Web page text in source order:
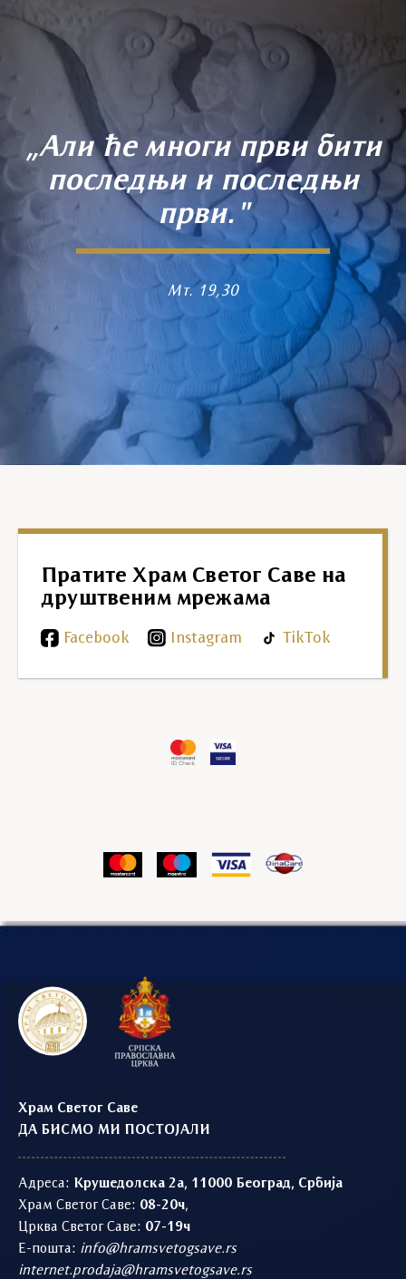
„Али ће многи први бити
последњи и последњи
први."
Мт. 19,30
Пратите Храм Светог Саве на
друштвеним мрежама
Facebook Instagram TikTok
Храм Светог Саве
ДА БИСМО МИ ПОСТОЈАЛИ
Адреса: Крушедолска 2а, 11000 Београд, Србија
Храм Светог Саве: 08-20ч,
Црква Светог Саве: 07-19ч
Е-пошта: info@hramsvetogsave.rs
internet.prodaja@hramsvetogsave.rs